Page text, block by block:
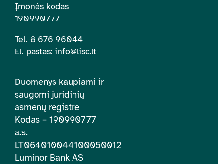
Įmonės kodas
190990777
Tel. 8 676 96044
El. paštas: info@lisc.lt
Duomenys kaupiami ir
saugomi juridinių
asmenų registre
Kodas – 190990777
a.s.
LT064010044100050012
Luminor Bank AS